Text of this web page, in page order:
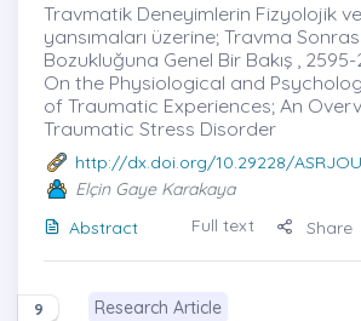
Travmatik Deneyimlerin Fizyolojik
yansımaları üzerine; Travma
Bozukluğuna Genel Bir Bakış , 2595-
On the Physiological and
of Traumatic Experiences; An
Traumatic Stress Disorder
http://dx.doi.org/10.29228/
Elçin Gaye Karakaya
Abstract
Full text Share
9 Research Article